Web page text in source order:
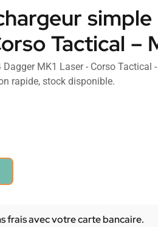
Tactical –
MK1 Laser - Corso
rapide, stock disponible.
frais avec votre carte bancaire.